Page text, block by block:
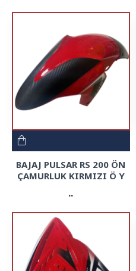
BAJAJ PULSAR RS 200 ÖN
ÇAMURLUK KIRMIZI Ö Y
..